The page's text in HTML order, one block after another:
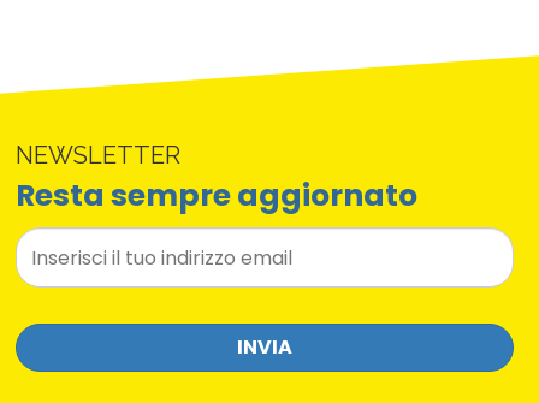
NEWSLETTER
Resta sempre aggiornato